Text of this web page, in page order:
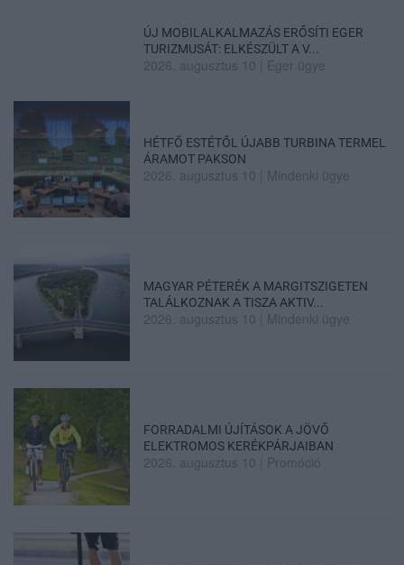
ÚJ MOBILALKALMAZÁS ERŐSÍTI EGER
TURIZMUSÁT: ELKÉSZÜLT A V...
2026. augusztus 10 Eger ügye
HÉTFŐ ESTÉTŐL ÚJABB TURBINA TERMEL
ÁRAMOT PAKSON
2026. augusztus 10 Mindenki ügye
MAGYAR PÉTERÉK A MARGITSZIGETEN
TALÁLKOZNAK A TISZA AKTIV...
2026. augusztus 10 Mindenki ügye
FORRADALMI ÚJÍTÁSOK A JÖVŐ
ELEKTROMOS KERÉKPÁRJAIBAN
2026. augusztus 10 Promóció